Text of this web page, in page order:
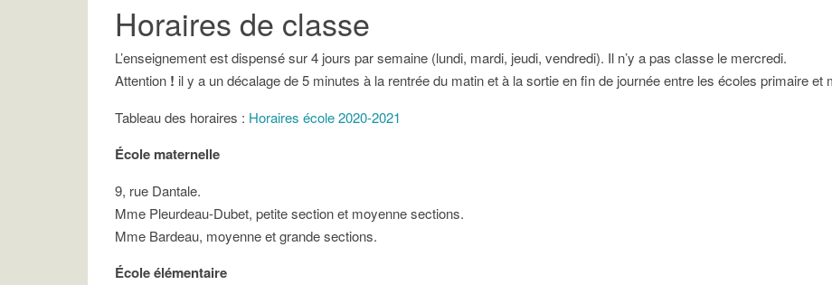
Horaires de classe
L’enseignement est dispensé sur 4 jours par semaine (lundi, mardi, jeudi, vendredi). Il n’y a pas classe le mercredi.
Attention ! il y a un décalage de 5 minutes à la rentrée du matin et à la sortie en fin de journée entre les écoles primaire et
Tableau des horaires : Horaires école 2020-2021
École maternelle
9, rue Dantale.
Mme Pleurdeau-Dubet, petite section et moyenne sections.
Mme Bardeau, moyenne et grande sections.
École élémentaire